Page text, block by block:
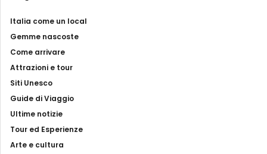
Italia come un local
Gemme nascoste
Come arrivare
Attrazioni e tour
Siti Unesco
Guide di Viaggio
Ultime notizie
Tour ed Esperienze
Arte e cultura